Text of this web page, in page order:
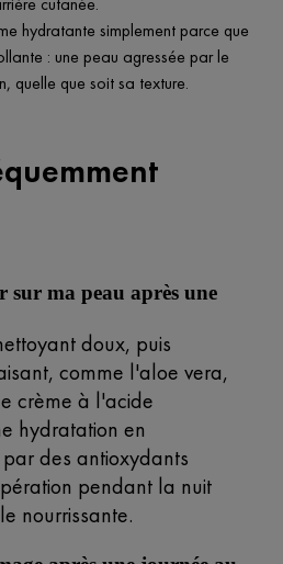
hydratante simplement parce que
: une peau agressée par le
quelle que soit sa texture.
sur ma peau après une
doux, puis
comme l'aloe vera,
crème à l'acide
hydratation en
des antioxydants
pendant la nuit
nourrissante.